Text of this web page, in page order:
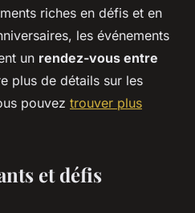
riches en défis et en
les événements
un rendez-vous entre
plus de détails sur les
pouvez trouver plus
et défis